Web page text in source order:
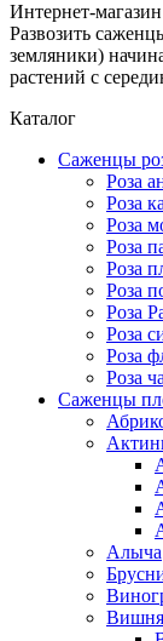
Интернет-
Развозить
земляники)
растений с
Каталог
Саженцы
Роза
Роза
Роза
Роза
Роза
Роза
Роза
Роза
Роза
Роза
Саженцы
Алыча
Вишня